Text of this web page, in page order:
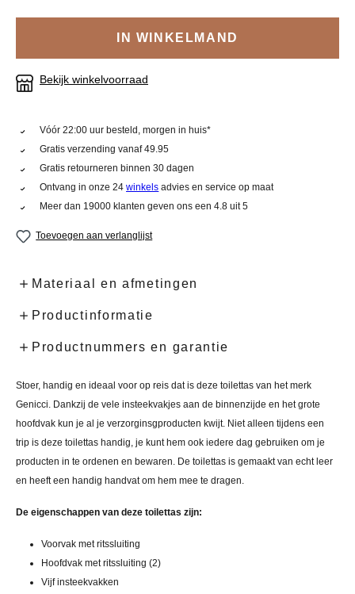
IN WINKELMAND
Bekijk winkelvoorraad
Vóór 22:00 uur besteld, morgen in huis*
Gratis verzending vanaf 49.95
Gratis retourneren binnen 30 dagen
Ontvang in onze 24winkels advies en service op maat
Meer dan 19000 klanten geven ons een 4.8 uit 5
Toevoegen aan verlanglijst
Materiaal en afmetingen
Productinformatie
Productnummers en garantie
Stoer, handig en ideaal voor op reis dat is deze toilettas van het merk
Genicci. Dankzij de vele insteekvakjes aan de binnenzijde en het grote
hoofdvak kun je al je verzorginsgproducten kwijt. Niet alleen tijdens een
trip is deze toilettas handig, je kunt hem ook iedere dag gebruiken om je
producten in te ordenen en bewaren. De toilettas is gemaakt van echt leer
en heeft een handig handvat om hem mee te dragen.
De eigenschappen van deze toilettas zijn:
Voorvak met ritssluiting
Hoofdvak met ritssluiting (2)
Vijf insteekvakken